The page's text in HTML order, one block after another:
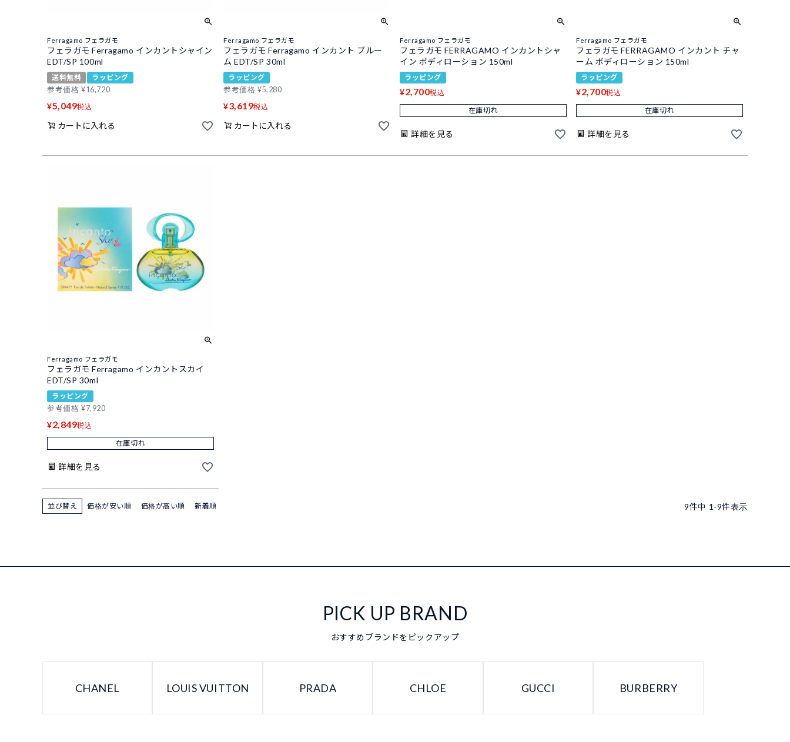
Ferragamo フェラガモ
フェラガモ Ferragamo インカントシャイン
EDT/SP 100ml
送料無料
ラッピング
参考価格 ¥16,720
¥5,049税込
カートに入れる
Ferragamo フェラガモ
フェラガモ Ferragamo インカント ブルー
ム EDT/SP 30ml
ラッピング
参考価格 ¥5,280
¥3,619税込
カートに入れる
Ferragamo フェラガモ
フェラガモ FERRAGAMO インカントシャ
イン ボディローション 150ml
ラッピング
¥2,700税込
在庫切れ
詳細を見る
Ferragamo フェラガモ
フェラガモ FERRAGAMO インカント チャ
ーム ボディローション 150ml
ラッピング
¥2,700税込
在庫切れ
詳細を見る
Ferragamo フェラガモ
フェラガモ Ferragamo インカントスカイ
EDT/SP 30ml
ラッピング
参考価格 ¥7,920
¥2,849税込
在庫切れ
詳細を見る
並び替え 価格が安い順 価格が高い順 新着順 9件中 1 -9件表示
PICK UP BRAND
おすすめブランドをピックアップ
CHANEL LOUIS VUITTON PRADA CHLOE GUCCI BURBERRY